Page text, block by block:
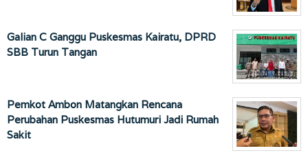
Galian C Ganggu Puskesmas Kairatu, DPRD
SBB Turun Tangan
Pemkot Ambon Matangkan Rencana
Perubahan Puskesmas Hutumuri Jadi Rumah
Sakit